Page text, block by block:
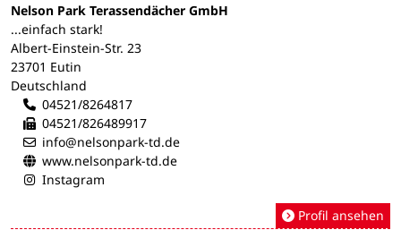
Nelson Park Terassendächer GmbH
...einfach stark!
Albert-Einstein-Str. 23
23701 Eutin
Deutschland
04521/8264817
04521/826489917
info@nelsonpark-td.de
www.nelsonpark-td.de
Instagram
Profil ansehen